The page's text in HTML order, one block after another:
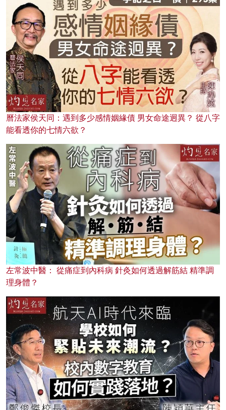
曆法家侯天同：遇到多少感情姻緣債 男女命途迥異？ 從八字
能看透你的七情六欲？
左常波中醫： 從痛症到內科病 針灸如何透過解筋結 精準調
理身體？